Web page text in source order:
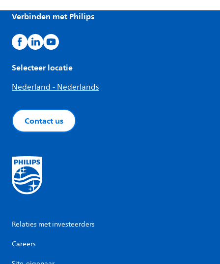
Verbinden met Philips
Selecteer locatie
Nederland - Nederlands
Contact us
Relaties met investeerders
Careers